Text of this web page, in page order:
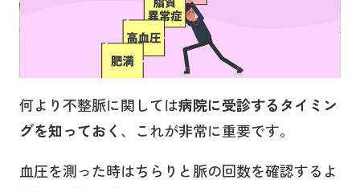
何より不整脈に関しては病院に受診するタイミン
グを知っておく 、これが非常に重要です。
血圧を測った時はちらりと脈の回数を確認するよ